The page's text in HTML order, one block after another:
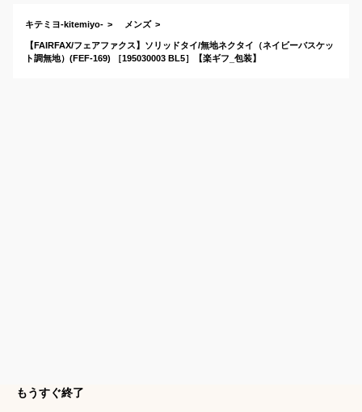
キテミヨ-kitemiyo- メンズ
【FAIRFAX/フェアファクス】ソリッドタイ/無地ネクタイ（ネイビーバスケッ
ト調無地）(FEF-169) ［195030003 BL5］【楽ギフ_包装】
もうすぐ終了